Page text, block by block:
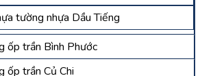
tường nhựa Dầu Tiếng
ốp trần Bình Phước
ốp trần Củ Chi